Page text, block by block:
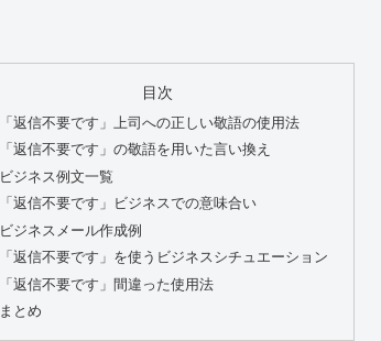
目次
「返信不要です」上司への正しい敬語の使用法
「返信不要です」の敬語を用いた言い換え
ビジネス例文一覧
「返信不要です」ビジネスでの意味合い
ビジネスメール作成例
「返信不要です」を使うビジネスシチュエーション
「返信不要です」間違った使用法
まとめ